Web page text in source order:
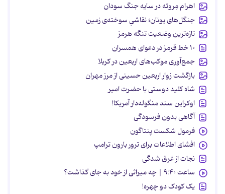
اهرام مِروئه در سایه جنگ سودان
جنگل‌های یونان؛ نقاشیِ سوخته‌ی زمین
تازه‌ترین وضعیت تنگه هرمز
۱۰ خط قرمز در دعوای همسران
جمع‌آوری موکب‌های اربعین در کربلا
بازگشت زوار اربعین حسینی از مرز مهران
شاه کلید دوستی با حضرت امیر
اوکراین سند منگوله‌دار آمریکا!
آگاهی بدون فرسودگی
فرمول شکست پنتاگون
افشای اطلاعات برای ترور بارون ترامپ
نجات از غرق شدگی
ساعت ۹:۴۰ | چه میراثی از خود به جای گذاشت؟
یک کودک دو چهره!